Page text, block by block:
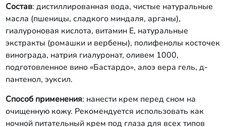
Состав: дистиллированная вода, чистые натуральные
масла (пшеницы, сладкого миндаля, арганы),
гиалуроновая кислота, витамин Е, натуральные
экстракты (ромашки и вербены), полифенолы косточек
винограда, натрия гиалуронат, оливем 1000,
подготовленное вино «Бастардо», алоэ вера гель, д-
пантенол, эуксил.
Способ применения: нанести крем перед сном на
очищенную кожу. Рекомендуется использовать как
ночной питательный крем под глаза для всех типов